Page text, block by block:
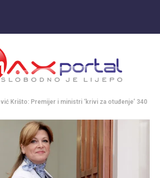
Krišto: Premijer i ministri ‘krivi za otuđenje’ 340